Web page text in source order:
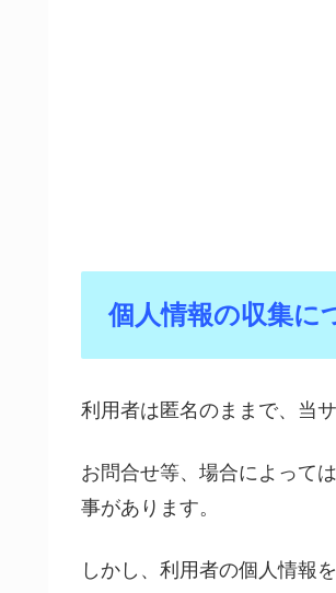
個人情報の収集に
利用者は匿名のままで、当
お問合せ等、場合によって
事があります。
しかし、利用者の個人情報